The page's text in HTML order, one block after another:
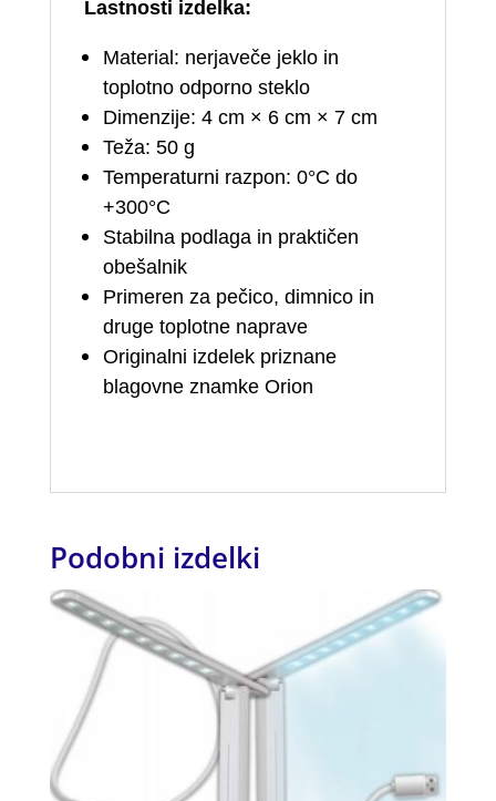
Lastnosti izdelka:
Material: nerjaveče jeklo in
toplotno odporno steklo
Dimenzije: 4 cm × 6 cm × 7 cm
Teža: 50 g
Temperaturni razpon: 0°C do
+300°C
Stabilna podlaga in praktičen
obešalnik
Primeren za pečico, dimnico in
druge toplotne naprave
Originalni izdelek priznane
blagovne znamke Orion
Podobni izdelki